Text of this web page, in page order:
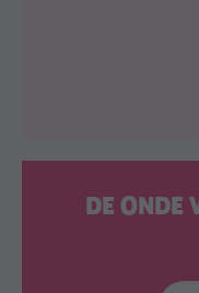
DE ONDE